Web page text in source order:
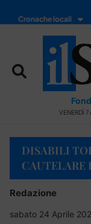
Cronache locali
VENERDÌ
DISABILI
CAUTELARE
Redazione
sabato 24 Aprile